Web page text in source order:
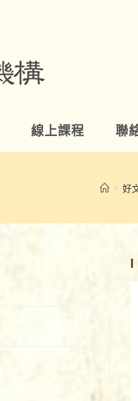
線上課程 聯
> 好